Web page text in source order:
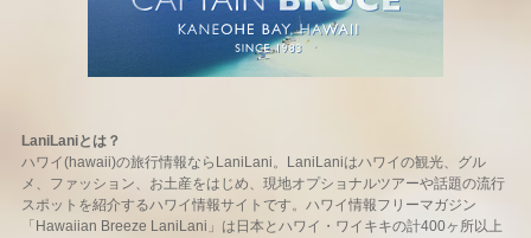
LaniLaniとは？
ハワイ(hawaii)の旅行情報ならLaniLani。LaniLaniはハワイの観光、グル
メ、ファッション、お土産をはじめ、現地オプショナルツアーや話題の流行
スポットを紹介するハワイ情報サイトです。ハワイ情報フリーマガジン
「Hawaiian Breeze LaniLani」は日本とハワイ・ワイキキの計400ヶ所以上